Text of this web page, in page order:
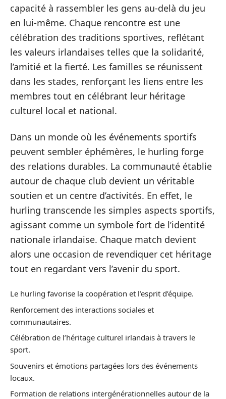
capacité à rassembler les gens au-delà du jeu
en lui-même. Chaque rencontre est une
célébration des traditions sportives, reflétant
les valeurs irlandaises telles que la solidarité,
l’amitié et la fierté. Les familles se réunissent
dans les stades, renforçant les liens entre les
membres tout en célébrant leur héritage
culturel local et national.
Dans un monde où les événements sportifs
peuvent sembler éphémères, le hurling forge
des relations durables. La communauté établie
autour de chaque club devient un véritable
soutien et un centre d’activités. En effet, le
hurling transcende les simples aspects sportifs,
agissant comme un symbole fort de l’identité
nationale irlandaise. Chaque match devient
alors une occasion de revendiquer cet héritage
tout en regardant vers l’avenir du sport.
Le hurling favorise la coopération et l’esprit d’équipe.
Renforcement des interactions sociales et
communautaires.
Célébration de l’héritage culturel irlandais à travers le
sport.
Souvenirs et émotions partagées lors des événements
locaux.
Formation de relations intergénérationnelles autour de la